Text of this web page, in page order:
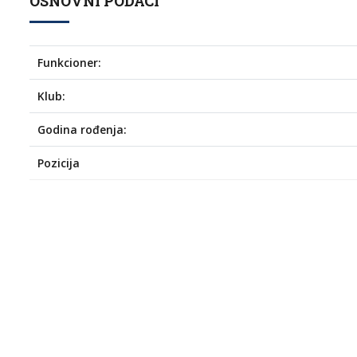
Funkcioner:
Klub:
Godina rođenja:
Pozicija